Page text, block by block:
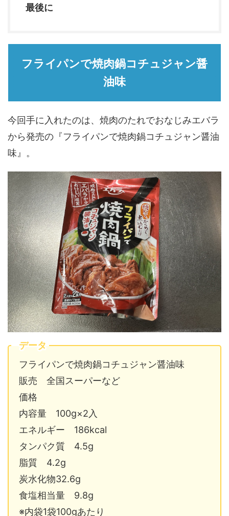
最後に
フライパンで焼肉鍋コチュジャン醤
油味
今回手に入れたのは、焼肉のたれでおなじみエバラ
から発売の『フライパンで焼肉鍋コチュジャン醤油
味』。
データ
フライパンで焼肉鍋コチュジャン醤油味
販売 全国スーパーなど
価格
内容量 100g×2入
エネルギー 186kcal
タンパク質 4.5g
脂質 4.2g
炭水化物32.6g
食塩相当量 9.8g
※内袋1袋100gあたり